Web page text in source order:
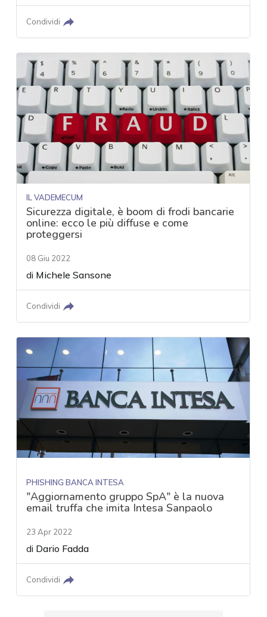
Condividi
IL VADEMECUM
Sicurezza digitale, è boom di frodi bancarie
online: ecco le più diffuse e come
proteggersi
08 Giu 2022
di Michele Sansone
Condividi
PHISHING BANCA INTESA
"Aggiornamento gruppo SpA" è la nuova
email truffa che imita Intesa Sanpaolo
23 Apr 2022
di Dario Fadda
Condividi